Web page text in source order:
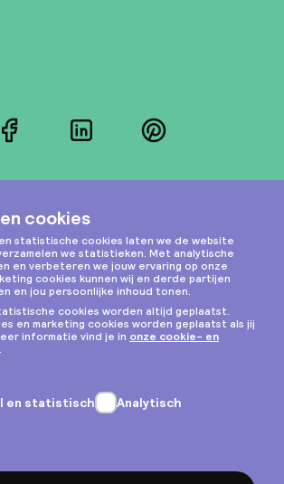
FacebookLinkedInPinterest
Instagram
Privacy & cookies
Algemene voorwaarden